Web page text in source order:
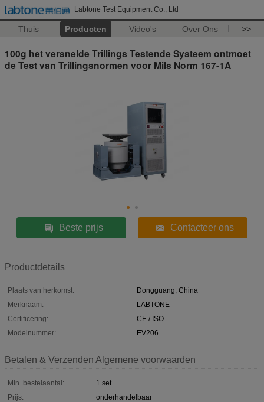
Labtone Test Equipment Co., Ltd
Thuis Producten Video's Over Ons >>
100g het versnelde Trillings Testende Systeem ontmoet
de Test van Trillingsnormen voor Mils Norm 167-1A
Beste prijs Contacteer ons
Productdetails
Plaats van herkomst:
Dongguang, China
Merknaam:
LABTONE
Certificering:
CE / ISO
Modelnummer:
EV206
Betalen & Verzenden Algemene voorwaarden
Min. bestelaantal:
1 set
Prijs:
onderhandelbaar